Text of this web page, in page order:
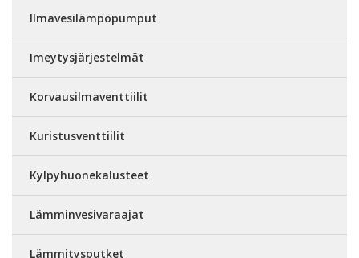
Ilmavesilämpöpumput
Imeytysjärjestelmät
Korvausilmaventtiilit
Kuristusventtiilit
Kylpyhuonekalusteet
Lämminvesivaraajat
Lämmitysputket